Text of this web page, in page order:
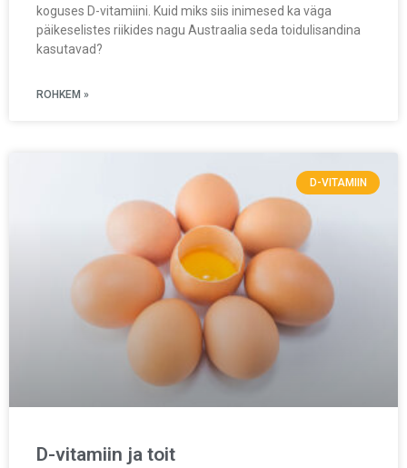
koguses D-vitamiini. Kuid miks siis inimesed ka väga
päikeselistes riikides nagu Austraalia seda toidulisandina
kasutavad?
ROHKEM »
D-VITAMIIN
D-vitamiin ja toit